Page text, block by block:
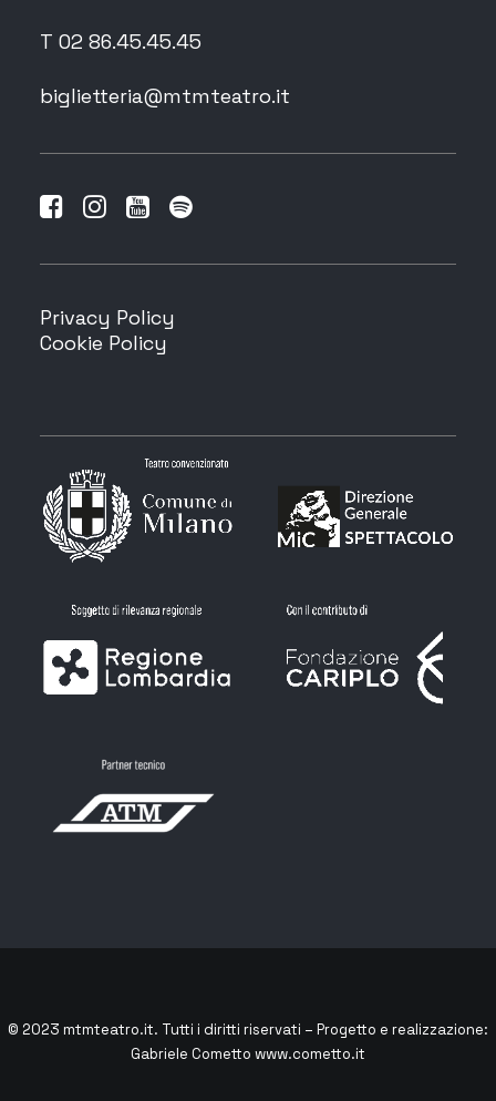
T 02 86.45.45.45
biglietteria@mtmteatro.it
Privacy Policy
Cookie Policy
© 2023 mtmteatro.it. Tutti i diritti riservati – Progetto e realizzazione:
Gabriele Cometto www.cometto.it